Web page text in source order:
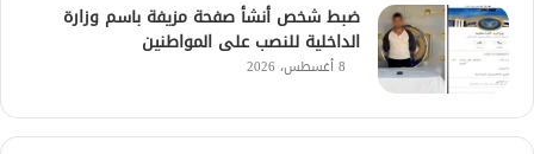
ضبط شخص أنشأ صفحة مزيفة باسم وزارة
الداخلية للنصب على المواطنين
8 أغسطس، 2026